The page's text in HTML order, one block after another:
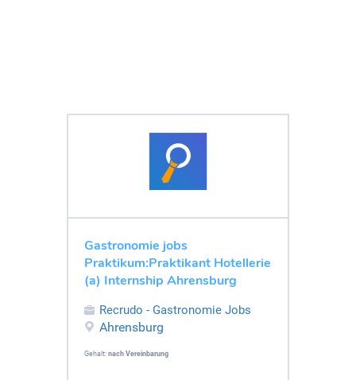
Gastronomie jobs
Praktikum:Praktikant Hotellerie
(a) Internship Ahrensburg
Recrudo - Gastronomie Jobs
Ahrensburg
Gehalt: nach Vereinbarung